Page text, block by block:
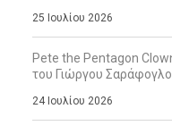
25 Ιουλίου 2026
Pete the Pentagon
του Γιώργου
24 Ιουλίου 2026